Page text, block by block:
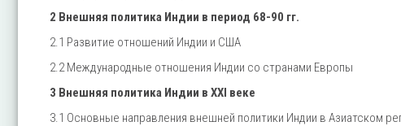
2 Внешняя политика Индии в период 68-90 гг.
2.1 Развитие отношений Индии и США
2.2 Международные отношения Индии со странами Европы
3 Внешняя политика Индии в XXI веке
3.1 Основные направления внешней политики Индии в Азиатском